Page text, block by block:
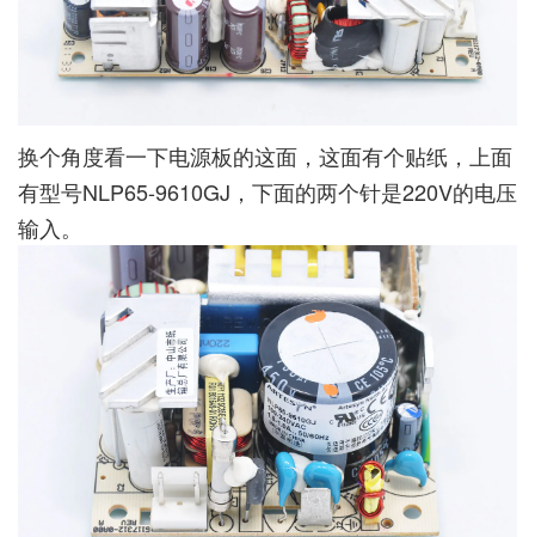
换个角度看一下电源板的这面，这面有个贴纸，上面
有型号NLP65-9610GJ，下面的两个针是220V的电压
输入。